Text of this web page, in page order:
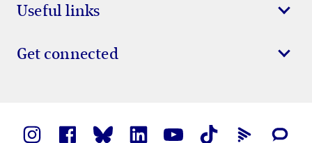
Useful links
Get connected